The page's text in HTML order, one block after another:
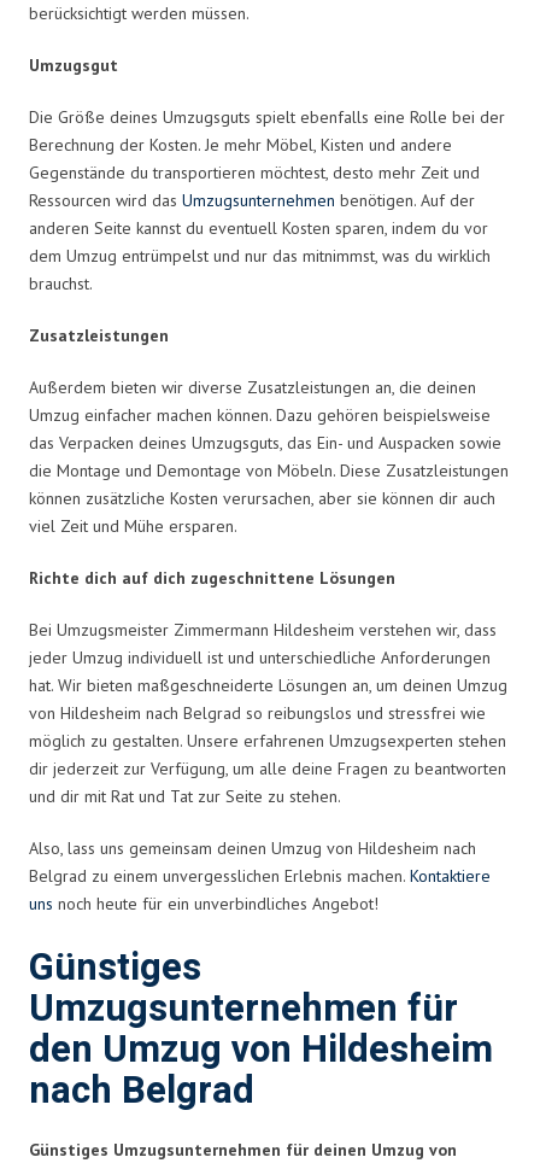
berücksichtigt werden müssen.
Umzugsgut
Die Größe deines Umzugsguts spielt ebenfalls eine Rolle bei der
Berechnung der Kosten. Je mehr Möbel, Kisten und andere
Gegenstände du transportieren möchtest, desto mehr Zeit und
Ressourcen wird das Umzugsunternehmen benötigen. Auf der
anderen Seite kannst du eventuell Kosten sparen, indem du vor
dem Umzug entrümpelst und nur das mitnimmst, was du wirklich
brauchst.
Zusatzleistungen
Außerdem bieten wir diverse Zusatzleistungen an, die deinen
Umzug einfacher machen können. Dazu gehören beispielsweise
das Verpacken deines Umzugsguts, das Ein- und Auspacken sowie
die Montage und Demontage von Möbeln. Diese Zusatzleistungen
können zusätzliche Kosten verursachen, aber sie können dir auch
viel Zeit und Mühe ersparen.
Richte dich auf dich zugeschnittene Lösungen
Bei Umzugsmeister Zimmermann Hildesheim verstehen wir, dass
jeder Umzug individuell ist und unterschiedliche Anforderungen
hat. Wir bieten maßgeschneiderte Lösungen an, um deinen Umzug
von Hildesheim nach Belgrad so reibungslos und stressfrei wie
möglich zu gestalten. Unsere erfahrenen Umzugsexperten stehen
dir jederzeit zur Verfügung, um alle deine Fragen zu beantworten
und dir mit Rat und Tat zur Seite zu stehen.
Also, lass uns gemeinsam deinen Umzug von Hildesheim nach
Belgrad zu einem unvergesslichen Erlebnis machen. Kontaktiere
uns noch heute für ein unverbindliches Angebot!
Günstiges
Umzugsunternehmen für
den Umzug von Hildesheim
nach Belgrad
Günstiges Umzugsunternehmen für deinen Umzug von